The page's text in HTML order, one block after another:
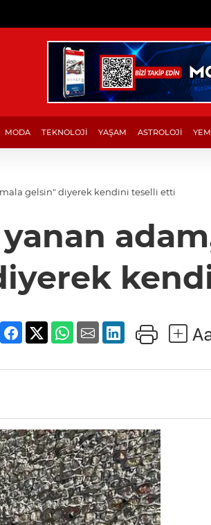
MODA TEKNOLOJİ YAŞAM ASTROLOJİ
gelsin" diyerek kendini teselli etti